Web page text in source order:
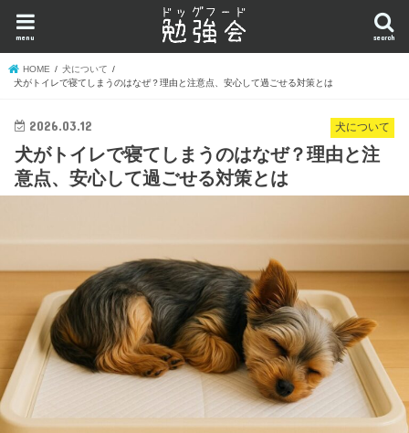
search
menu
HOME
犬について
犬がトイレで寝てしまうのはなぜ？理由と注意点、安心して過ごせる対策とは
犬について
2026.03.12
犬がトイレで寝てしまうのはなぜ？理由と注
意点、安心して過ごせる対策とは